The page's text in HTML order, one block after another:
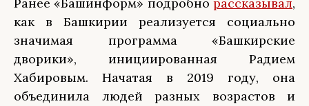
как в Башкирии реализуется социально
значимая программа «Башкирские
дворики», инициированная Радием
Хабировым. Начатая в 2019 году, она
объединила людей разных возрастов и